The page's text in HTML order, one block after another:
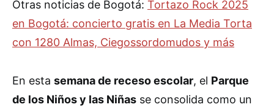
Otras noticias de Bogotá: Tortazo Rock 2025
en Bogotá: concierto gratis en La Media Torta
con 1280 Almas, Ciegossordomudos y más
En esta semana de receso escolar, el Parque
de los Niños y las Niñas se consolida como un